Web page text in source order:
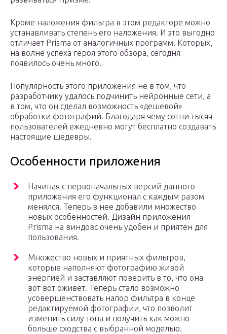
Кроме наложения фильтра в этом редакторе можно
устанавливать степень его наложения. И это выгодно
отличает Prisma от аналогичных программ. Которых,
на волне успеха героя этого обзора, сегодня
появилось очень много.
Популярность этого приложения не в том, что
разработчику удалось подчинить нейронные сети, а
в том, что он сделал возможность «дешевой»
обработки фотографий. Благодаря чему сотни тысяч
пользователей ежедневно могут бесплатно создавать
настоящие шедевры.
Особенности приложения
Начиная с первоначальных версий данного
приложения его функционал с каждым разом
менялся. Теперь в нее добавили множество
новых особенностей. Дизайн приложения
Prisma на виндовс очень удобен и приятен для
пользования.
Множество новых и приятных фильтров,
которые наполняют фотографию живой
энергией и заставляют поверить в то, что она
вот вот оживет. Теперь стало возможно
усовершенствовать напор фильтра в конце
редактируемой фотографии, что позволит
изменить силу тона и получить как можно
больше сходства с выбранной моделью.